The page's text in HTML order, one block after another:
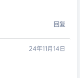
回复
24年11月14日